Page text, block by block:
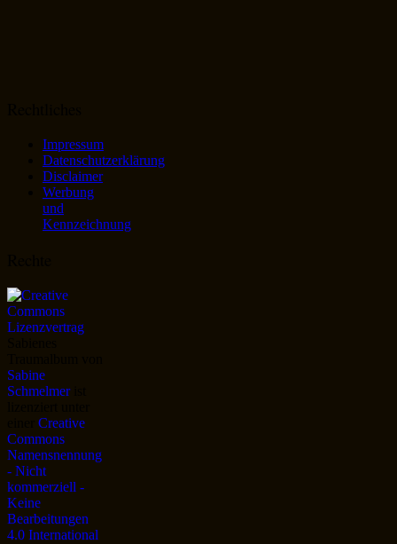
Impressum
Datenschutzerklärung
Disclaimer
Werbung
und
Kennzeichnung
Sabine
Schmelmerist
Creative
Commons
Namensnennung
- Nicht
kommerziell -
Keine
Bearbeitungen
4.0 International